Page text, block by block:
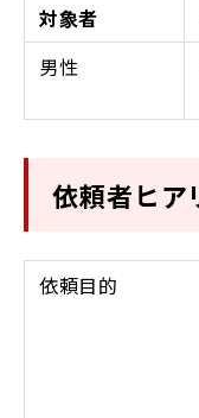
対象者
男性
依頼者ヒア
依頼目的